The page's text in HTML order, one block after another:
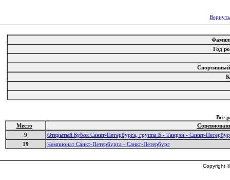
Год
Все
Место
9
Открытый Кубок Санкт-Петербурга, группа Б - Танрэн - Санкт-
19
Чемпионат Санкт-Петербурга - Санкт-Петербург
Copyright